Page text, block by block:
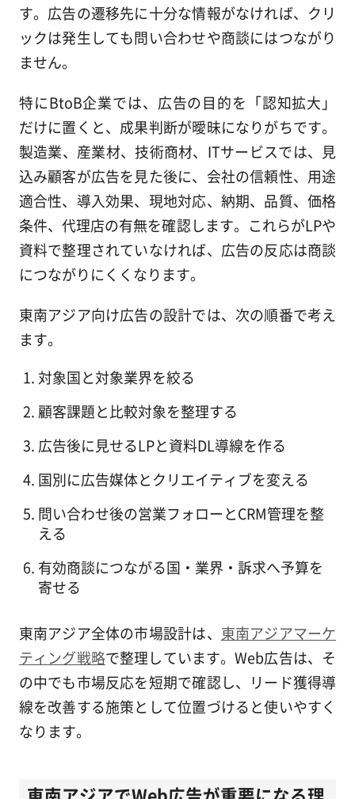
す。広告の遷移先に十分な情報がなければ、クリ
ックは発生しても問い合わせや商談にはつながり
ません。
特にBtoB企業では、広告の目的を「認知拡大」
だけに置くと、成果判断が曖昧になりがちです。
製造業、産業材、技術商材、ITサービスでは、見
込み顧客が広告を見た後に、会社の信頼性、用途
適合性、導入効果、現地対応、納期、品質、価格
条件、代理店の有無を確認します。これらがLPや
資料で整理されていなければ、広告の反応は商談
につながりにくくなります。
東南アジア向け広告の設計では、次の順番で考え
ます。
対象国と対象業界を絞る
顧客課題と比較対象を整理する
広告後に見せるLPと資料DL導線を作る
国別に広告媒体とクリエイティブを変える
問い合わせ後の営業フォローとCRM管理を整
える
有効商談につながる国・業界・訴求へ予算を
寄せる
東南アジア全体の市場設計は、 東南アジアマーケ
ティング戦略で整理しています。Web広告は、そ
の中でも市場反応を短期で確認し、リード獲得導
線を改善する施策として位置づけると使いやすく
なります。